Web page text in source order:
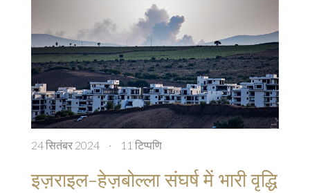
24 सितंबर 2024 · 11 टिप्पणि
इज़राइल-हेज़बोल्ला संघर्ष में भारी वृद्धि